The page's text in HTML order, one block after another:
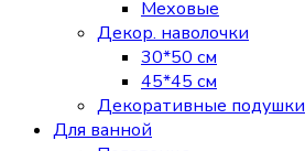
Меховые
Декор. наволочки
30*50 см
45*45 см
Декоративные подушки
Для ванной